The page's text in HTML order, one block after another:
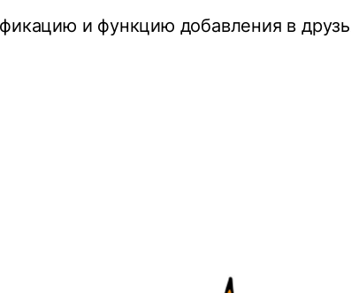
и функцию добавления в